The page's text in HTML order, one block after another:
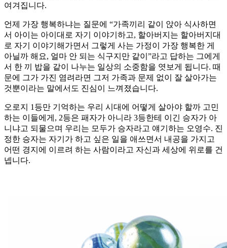
여겨집니다.
언제 가장 행복하냐는 질문에 “가족끼리 같이 앉아 식사하면
서 아이는 아이대로 자기 이야기하고, 할아버지는 할아버지대
로 자기 이야기해가면서 그렇게 사는 가정이 가장 행복한 게
아닐까 해요, 얼마 안 되는 식구지만 같이”라고 답하는 그에게
서 한 끼 밥을 같이 나누는 일상의 소중함을 엿보게 됩니다. 때
문에 그가 가진 염려라면 그저 가족과 문제 없이 잘 살아가는
것뿐이라는 말에서도 진심이 느껴졌습니다.
오로지 1등만 기억하는 우리 시대에 어떻게 살아야 할까 고민
하는 이들에게, 2등은 패자가 아니라 3등한테 이긴 승자가 아
니냐고 되물으며 우리는 모두가 승자라고 얘기하는 오영수. 진
정한 승자는 자기가 하고 싶은 일을 애쓰면서 내공을 가지고
어떤 경지에 이르려 하는 사람이라고 자신과 세상에 위로를 건
넵니다.